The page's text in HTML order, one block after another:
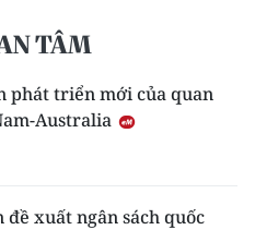
Bắc
TÂM
phát triển mới của quan
Australia
đề xuất ngân sách quốc